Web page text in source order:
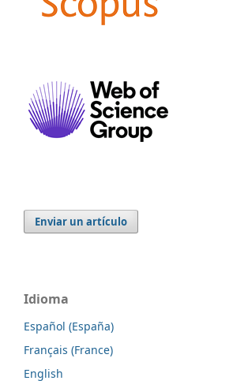
Enviar un artículo
Idioma
Español (España)
Français (France)
English